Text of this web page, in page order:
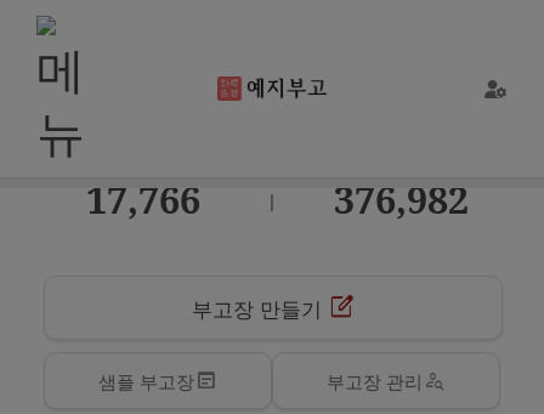
17,766 | 376,982
부고장 만들기 edit_square
샘플 부고장wysiwyg 부고장 관리 person_search